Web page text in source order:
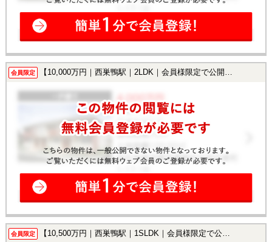
会員限定 【10,000万円｜西巣鴨駅｜2LDK｜会員様限定で公開中！】
会員限定 【10,500万円｜西巣鴨駅｜1SLDK｜会員様限定で公開中！】